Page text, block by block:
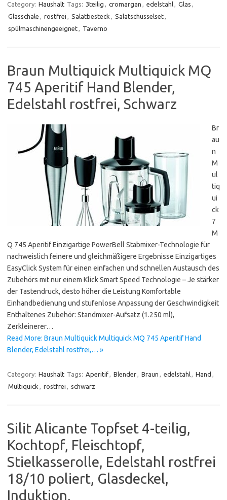
Category: Haushalt Tags: 3teilig , cromargan , edelstahl, Glas ,
Glasschale , rostfrei , Salatbesteck , Salatschüsselset,
spülmaschinengeeignet, Taverno
Braun Multiquick Multiquick MQ
745 Aperitif Hand Blender,
Edelstahl rostfrei, Schwarz
Br
au
n
M
ul
tiq
ui
ck
7
M
Q 745 Aperitif Einzigartige PowerBell Stabmixer-Technologie für
nachweislich feinere und gleichmäßigere Ergebnisse Einzigartiges
EasyClick System für einen einfachen und schnellen Austausch des
Zubehörs mit nur einem Klick Smart Speed Technologie – Je stärker
der Tastendruck, desto höher die Leistung Komfortable
Einhandbedienung und stufenlose Anpassung der Geschwindigkeit
Enthaltenes Zubehör: Standmixer-Aufsatz (1.250 ml),
Zerkleinerer…
Read More: Braun Multiquick Multiquick MQ 745 Aperitif Hand
Blender, Edelstahl rostfrei,… »
Category: Haushalt Tags: Aperitif, Blender, Braun , edelstahl, Hand ,
Multiquick , rostfrei , schwarz
Silit Alicante Topfset 4-teilig,
Kochtopf, Fleischtopf,
Stielkasserolle, Edelstahl rostfrei
18/10 poliert, Glasdeckel,
Induktion,